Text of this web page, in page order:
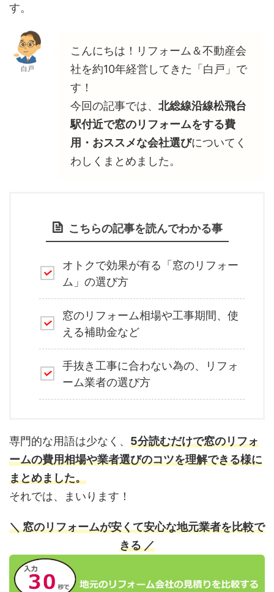
す。
白戸
こんにちは！リフォーム＆不動産会
社を約10年経営してきた「白戸」で
す！
今回の記事では、 北総線沿線松飛台
駅付近で窓のリフォームをする費
用・おススメな会社選びについてく
わしくまとめました。
こちらの記事を読んでわかる事
オトクで効果が有る「窓のリフォー
ム」の選び方
窓のリフォーム相場や工事期間、使
える補助金など
手抜き工事に合わない為の、リフォ
ーム業者の選び方
専門的な用語は少なく、 5分読むだけで窓のリフォ
ームの費用相場や業者選びのコツを理解できる様に
まとめました。
それでは、まいります！
＼ 窓のリフォームが安くて安心な地元業者を比較で
きる ／